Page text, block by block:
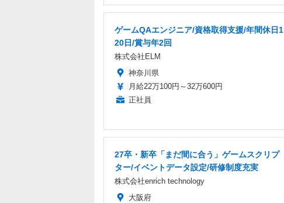
ゲームQAエンジニア/資格取得支援/年間休日1
20日/賞与年2回
株式会社ELM
神奈川県
月給22万100円～32万600円
正社員
27卒・新卒「まだ間に合う」ゲームスクリプ
ター/イベントデータ設定/研修制度充実
株式会社enrich technology
大阪府